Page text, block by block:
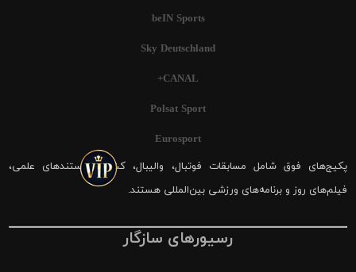
beIN Sports
Sky Deutschland
CANAL+
Polsat Sport
Eurosport
پکیج‌های فوق شامل مسابقات فوتبال، والیبال، کشتی، مستندهای علمی،
فیلم‌های روز و برنامه‌های ورزشی بین‌المللی هستند.
رسیورهای سازگار